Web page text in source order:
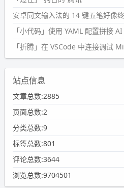
安卓同文输入法的 14 键五笔好像
「小代码」使用 YAML 配置拼接
「折腾」在 VSCode 中连接调试
站点信息
文章总数:2885
页面总数:2
分类总数:9
标签总数:801
评论总数:3644
浏览总数:9704501